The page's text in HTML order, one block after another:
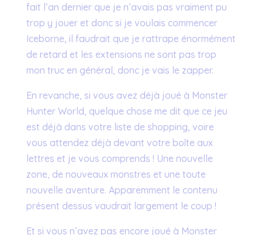
fait l’an dernier que je n’avais pas vraiment pu
trop y jouer et donc si je voulais commencer
Iceborne, il faudrait que je rattrape énormément
de retard et les extensions ne sont pas trop
mon truc en général, donc je vais le zapper.
En revanche, si vous avez déjà joué à Monster
Hunter World, quelque chose me dit que ce jeu
est déjà dans votre liste de shopping, voire
vous attendez déjà devant votre boîte aux
lettres et je vous comprends ! Une nouvelle
zone, de nouveaux monstres et une toute
nouvelle aventure. Apparemment le contenu
présent dessus vaudrait largement le coup !
Et si vous n’avez pas encore joué à Monster